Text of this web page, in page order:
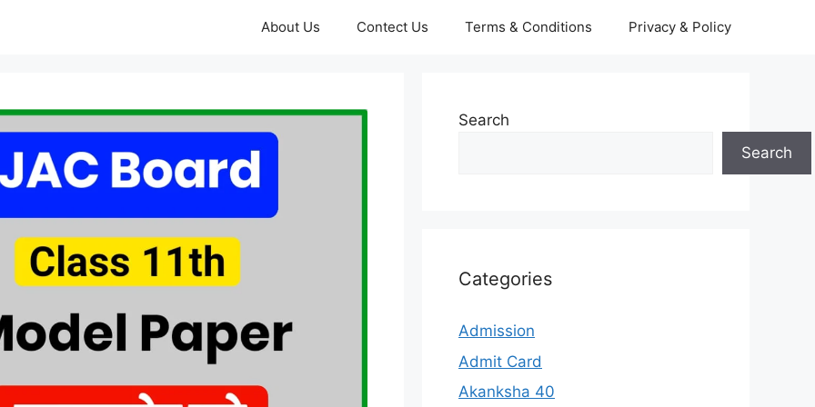
About Us Contect Us Terms & Conditions Privacy & Policy
Search
Search
Categories
Admission
Admit Card
Akanksha 40